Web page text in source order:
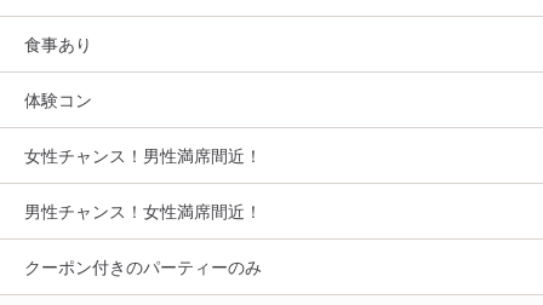
食事あり
体験コン
女性チャンス！男性満席間近！
男性チャンス！女性満席間近！
クーポン付きのパーティーのみ